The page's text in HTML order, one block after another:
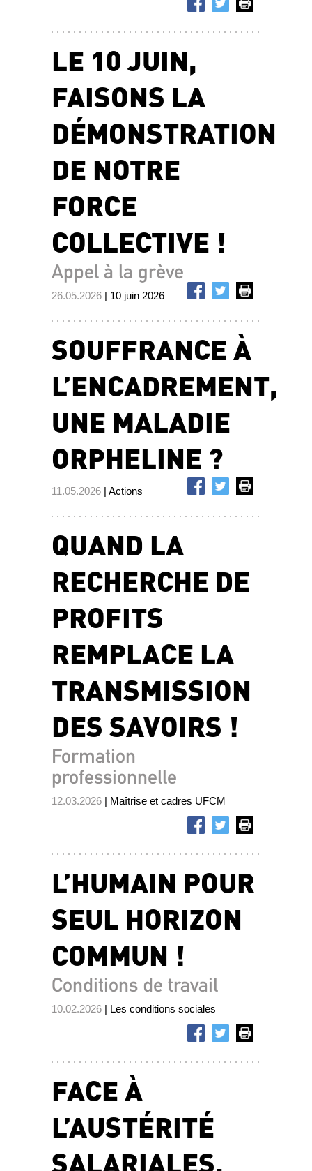
LE 10 JUIN,
FAISONS LA
DÉMONSTRATION
DE NOTRE
FORCE
COLLECTIVE !
Appel à la grève
26.05.2026 | 10 juin 2026
SOUFFRANCE À
L’ENCADREMENT,
UNE MALADIE
ORPHELINE ?
11.05.2026 | Actions
QUAND LA
RECHERCHE DE
PROFITS
REMPLACE LA
TRANSMISSION
DES SAVOIRS !
Formation
professionnelle
12.03.2026 | Maîtrise et cadres UFCM
L’HUMAIN POUR
SEUL HORIZON
COMMUN !
Conditions de travail
10.02.2026 | Les conditions sociales
FACE À
L’AUSTÉRITÉ
SALARIALES,